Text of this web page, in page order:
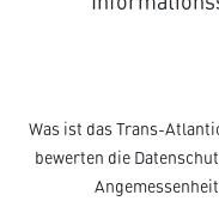
Was ist das Trans-
bewerten die